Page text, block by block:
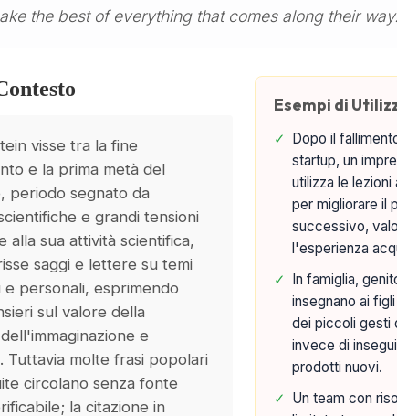
the best of everything that comes along their
visse tra la fine
e la prima metà del
periodo segnato da
e grandi tensioni
alla sua attività scientifica,
saggi e lettere su temi
e personali, esprimendo
sul valore della
e
Tuttavia molte frasi popolari
circolano senza fonte
la citazione in
Esempi di
✓ Dopo il
startup, un
utilizza le lezioni
per migliorare il
successivo,
l'esperienza
✓ In famiglia,
insegnano ai
dei piccoli gesti
invece di
prodotti nuovi.
✓ Un team con